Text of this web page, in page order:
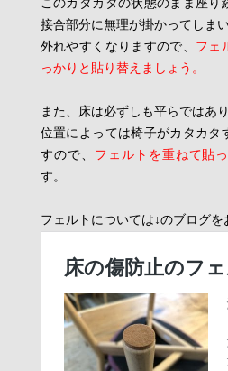
このカタカタの状態のまま座り
接合部分に無理が掛かってしま
外れやすくなりますので、 フェ
っかりと貼り替えましょう。
また、床は必ずしも平らではあり
位置によっては椅子がカタカタ
すので、 フェルトを重ねて貼
す。
フェルトについては↓のブログを